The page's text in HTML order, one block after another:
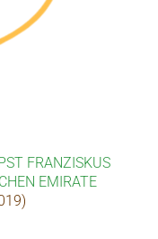
FRANZISKUS
EMIRATE